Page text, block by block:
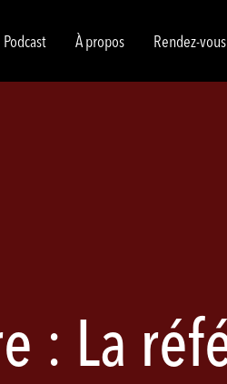
Podcast À propos Rendez-vous
: La